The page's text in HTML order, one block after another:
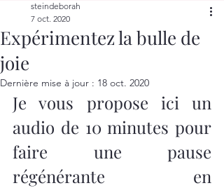
Expérimentez la bulle de
joie
steindeborah
7 oct. 2020
Dernière mise à jour : 18 oct. 2020
Je vous propose ici un
audio de 10 minutes pour
faire une pause
régénérante en